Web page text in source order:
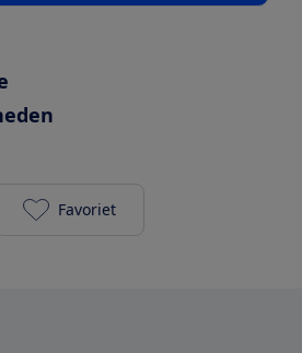
Tristar VE-5865 toevoegen
Favoriet